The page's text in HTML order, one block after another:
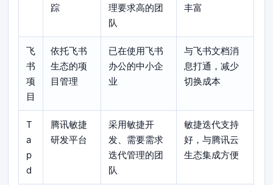
踪
理要求高的团
队
丰富
飞
书
项
目
依托飞书
生态的项
目管理
已在使用飞书
办公的中小企
业
与飞书文档消
息打通，减少
切换成本
T
a
p
d
腾讯敏捷
研发平台
采用敏捷开
发、需要需求
迭代管理的团
队
敏捷迭代支持
好，与腾讯云
生态集成方便